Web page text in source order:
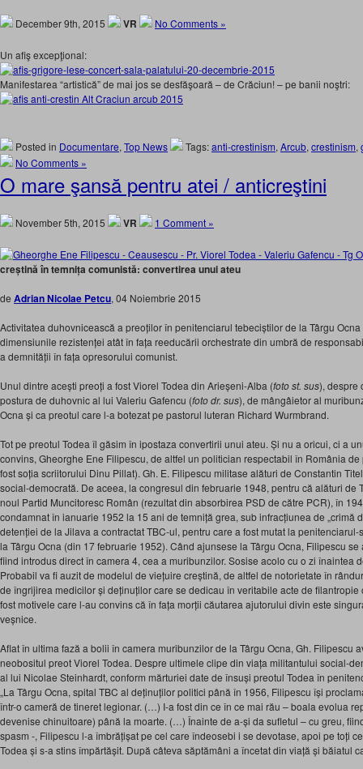
December 9th, 2015 VR No Comments »
Un afiş excepţional:
Manifestarea “artistică” de mai jos se desfăşoară – de Crăciun! – pe banii noştri:
Posted in Documentare, Top News Tags:anti-crestinism, Arcub, crestinism,
No Comments »
O mare şansă pentru atei / anticreştini
November 5th, 2015 VR 1 Comment »
creștină în temnița comunistă: convertirea unui ateu
de Adrian Nicolae Petcu, 04 Noiembrie 2015
Activitatea duhovnicească a preoților în penitenciarul tebeciștilor de la Târgu
dimensiunile rezistenței atât în fața reeducării orchestrate din umbră de
a demnității în fața opresorului comunist.
Unul dintre acești preoți a fost Viorel Todea din Arieșeni-Alba (foto st. sus), despre
postura de duhovnic al lui Valeriu Gafencu (foto dr. sus), de mângâietor al
Ocna și ca preotul care l-a botezat pe pastorul luteran Richard Wurmbrand.
Tot pe preotul Todea îl găsim în ipostaza convertirii unui ateu. Și nu a oricui, ci a
convins, Gheorghe Ene Filipescu, de altfel un politician respectabil în România
fost soția scriitorului Dinu Pillat). Gh. E. Filipescu militase alături de Constantin
social-democrată. De aceea, la congresul din februarie 1948, pentru că alături de
noul Partid Muncitoresc Român (rezultat din absorbirea PSD de către PCR), în
condamnat în ianuarie 1952 la 15 ani de temniță grea, sub infracțiunea de „crimă
detenției de la Jilava a contractat TBC-ul, pentru care a fost mutat la
la Târgu Ocna (din 17 februarie 1952). Când ajunsese la Târgu Ocna, Filipescu
fiind introdus direct în camera 4, cea a muribunzilor. Sosise acolo cu o zi înaintea
Probabil va fi auzit de modelul de viețuire creștină, de altfel de notorietate în
de îngrijirea medicilor și deținuților care se dedicau în veritabile acte de
fost motivele care l-au convins că în fața morții căutarea ajutorului divin este
veșnice.
Aflat în ultima fază a bolii în camera muribunzilor de la Târgu Ocna, Gh. Filipescu
neobositul preot Viorel Todea. Despre ultimele clipe din viața militantului social-
al lui Nicolae Steinhardt, conform mărturiei date de însuși preotul Todea în
„La Târgu Ocna, spital TBC al deținuților politici până în 1956, Filipescu își
într-o cameră de tineret legionar. (…) I-a fost din ce în ce mai rău – boala evolua
devenise chinuitoare) până la moarte. (…) Înainte de a-și da sufletul – cu greu,
spasm -, Filipescu l-a îmbrățișat pe cel care îndeosebi i se devotase, apoi pe toți
Todea și s-a stins împărtășit. După câteva săptămâni a încetat din viață și băiatul